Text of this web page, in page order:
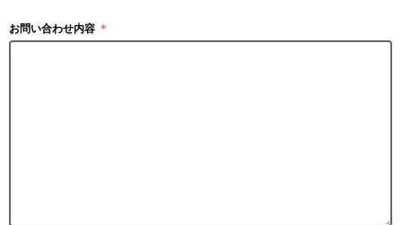
お問い合わせ内容 ＊